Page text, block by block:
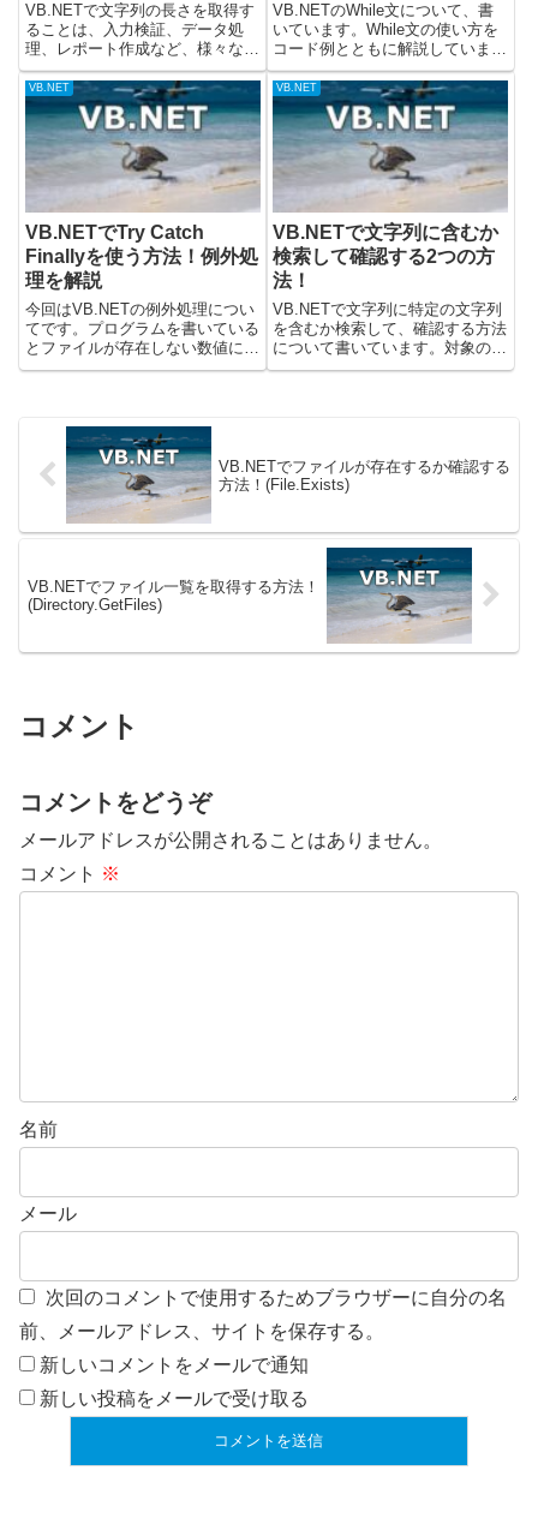
VB.NETで文字列の長さを取得す
ることは、入力検証、データ処
理、レポート作成など、様々なプ
ログラミングタスクで非常に基本
的な操作です。この記事では文字
列の長さを確認する方法について
書いています。Lengthプロパティ
の基本的な使い方VB....
VB.NETのWhile文について、書
いています。While文の使い方を
コード例とともに解説していま
す。VB.NETのWhile文の使い方
While文は、条件があっている
(True)である間、指定された処理
を繰り返し実行するために使用さ
れま...
VB.NET
VB.NETでTry Catch
Finallyを使う方法！例外処
理を解説
今回はVB.NETの例外処理につい
てです。プログラムを書いている
とファイルが存在しない数値に変
換できない文字列が入力されたネ
（例外）」が必ず発生します。こ
うしたエラーを適切に処理する...
VB.NET
VB.NETで文字列に含むか
検索して確認する2つの方
法！
VB.NETで文字列に特定の文字列
を含むか検索して、確認する方法
について書いています。対象の文
字列に、指定した特定の文字列を
VB.NETでファイルが存在するか確認する
方法！(File.Exists)
VB.NETでファイル一覧を取得する方法！
(Directory.GetFiles)
コメント
コメントをどうぞ
メールアドレスが公開されることはありません。
コメント ※
名前
メール
次回のコメントで使用するためブラウザーに自分の名
前、メールアドレス、サイトを保存する。
新しいコメントをメールで通知
新しい投稿をメールで受け取る